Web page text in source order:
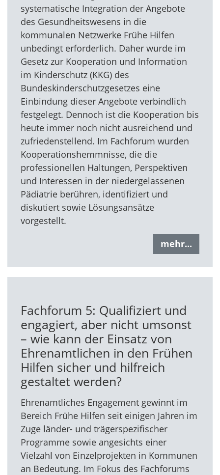
systematische Integration der Angebote
des Gesundheitswesens in die
kommunalen Netzwerke Frühe Hilfen
unbedingt erforderlich. Daher wurde im
Gesetz zur Kooperation und Information
im Kinderschutz (KKG) des
Bundeskinderschutzgesetzes eine
Einbindung dieser Angebote verbindlich
festgelegt. Dennoch ist die Kooperation bis
heute immer noch nicht ausreichend und
zufriedenstellend. Im Fachforum wurden
Kooperationshemmnisse, die die
professionellen Haltungen, Perspektiven
und Interessen in der niedergelassenen
Pädiatrie berühren, identifiziert und
diskutiert sowie Lösungsansätze
vorgestellt.
mehr...
Fachforum 5: Qualifiziert und
engagiert, aber nicht umsonst
– wie kann der Einsatz von
Ehrenamtlichen in den Frühen
Hilfen sicher und hilfreich
gestaltet werden?
Ehrenamtliches Engagement gewinnt im
Bereich Frühe Hilfen seit einigen Jahren im
Zuge länder- und trägerspezifischer
Programme sowie angesichts einer
Vielzahl von Einzelprojekten in Kommunen
an Bedeutung. Im Fokus des Fachforums